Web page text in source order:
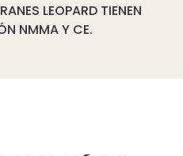
LEOPARD TIENEN
NMMA Y CE.